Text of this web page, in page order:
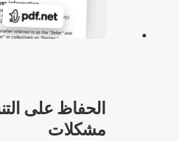
الحفاظ على
مشكلات